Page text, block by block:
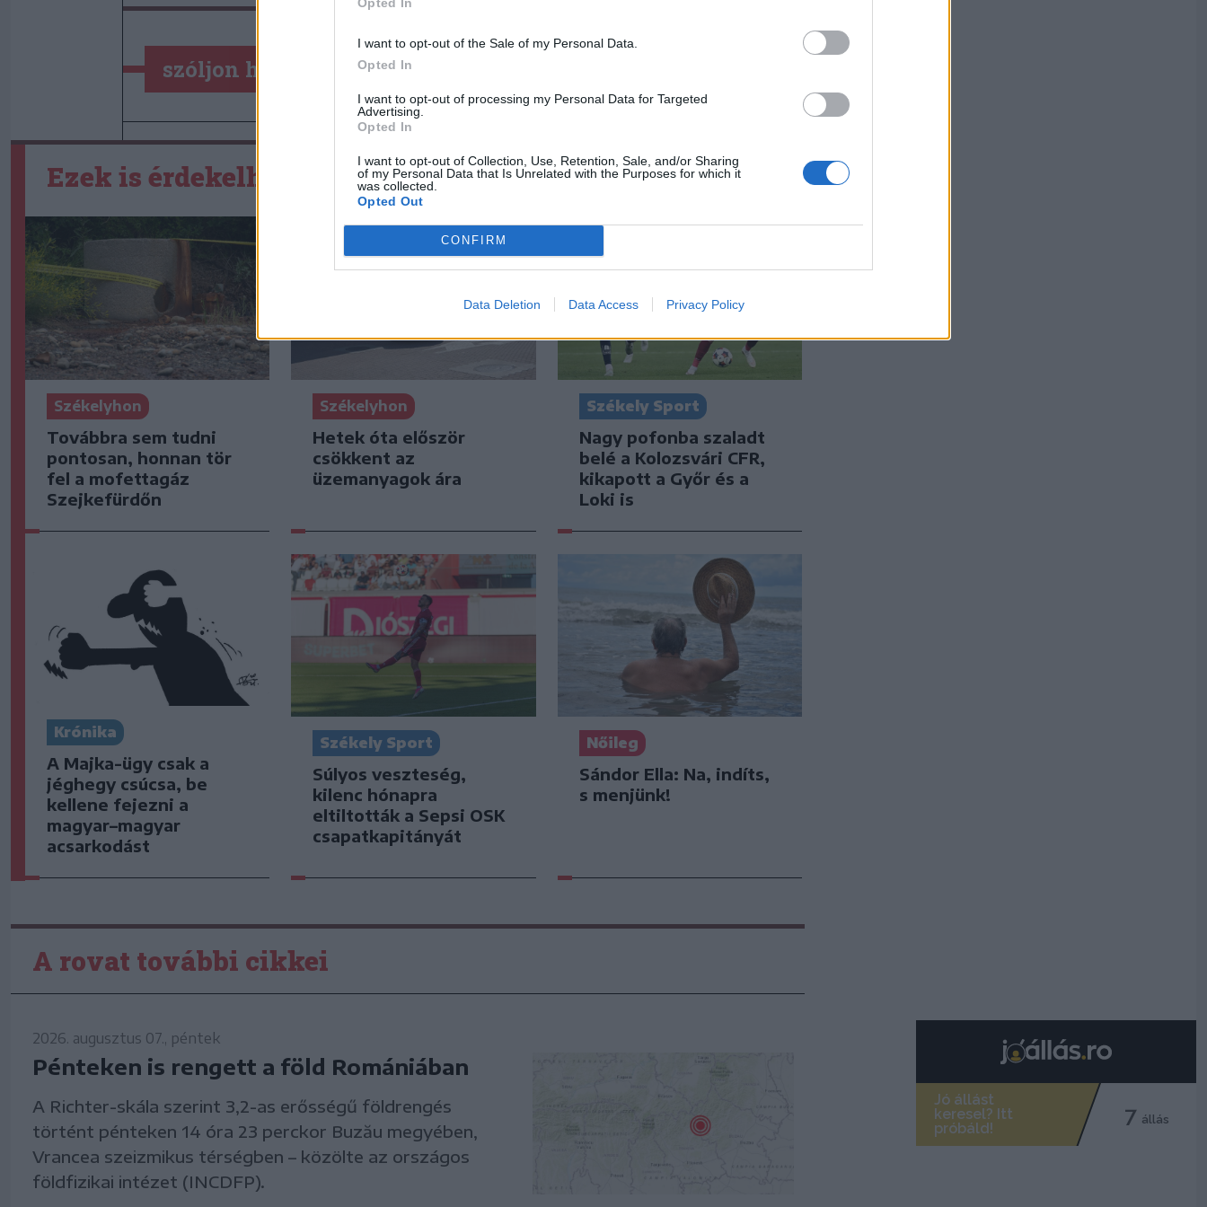
I want to opt-out of the Sale of my Personal Data.
Opted In
I want to opt-out of processing my Personal Data for Targeted
Advertising.
Opted In
I want to opt-out of Collection, Use, Retention, Sale, and/or Sharing
of my Personal Data that Is Unrelated with the Purposes for which it
was collected.
Opted Out
CONFIRM
Data Deletion Data Access Privacy Policy
szóljon hozzá!
Ezek is érdekelhetik
Székelyhon
Továbbra sem tudni
pontosan, honnan tör
fel a mofettagáz
Szejkefürdőn
Székelyhon
Hetek óta először
csökkent az
üzemanyagok ára
Székely Sport
Nagy pofonba szaladt
belé a Kolozsvári CFR,
kikapott a Győr és a
Loki is
Krónika
A Majka-ügy csak a
jéghegy csúcsa, be
kellene fejezni a
magyar–magyar
acsarkodást
Székely Sport
Súlyos veszteség,
kilenc hónapra
eltiltották a Sepsi OSK
csapatkapitányát
Nőileg
Sándor Ella: Na, indíts,
s menjünk!
A rovat további cikkei
2026. augusztus 07., péntek
Pénteken is rengett a föld Romániában
A Richter-skála szerint 3,2-as erősségű földrengés
történt pénteken 14 óra 23 perckor Buzău megyében,
Vrancea szeizmikus térségben – közölte az országos
földfizikai intézet (INCDFP).